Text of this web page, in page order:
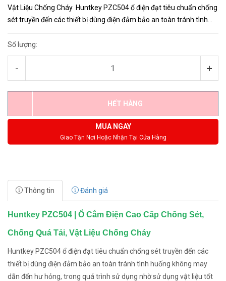
Vật Liệu Chống Cháy Huntkey PZC504 ổ điện đạt tiêu chuẩn chống
sét truyền đến các thiết bị dùng điện đảm bảo an toàn tránh tình
Số lượng:
- +
HẾT HÀNG
MUA NGAY
Giao Tận Nơi Hoặc Nhận Tại Cửa Hàng
Thông tin Đánh giá
Huntkey PZC504 | Ổ Cắm Điện Cao Cấp Chống Sét,
Chống Quá Tải, Vật Liệu Chống Cháy
Huntkey PZC504 ổ điện đạt tiêu chuẩn chống sét truyền đến các
thiết bị dùng điện đảm bảo an toàn tránh tình huống không may
dẫn đến hư hỏng, trong quá trình sử dụng nhờ sử dụng vật liệu tốt